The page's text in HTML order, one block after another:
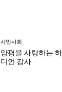
시민사회
양평을 사랑하는
디언 강사